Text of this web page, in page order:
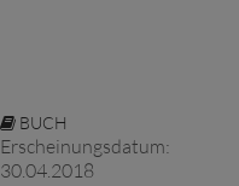
BUCH
Erscheinungsdatum:
30.04.2018